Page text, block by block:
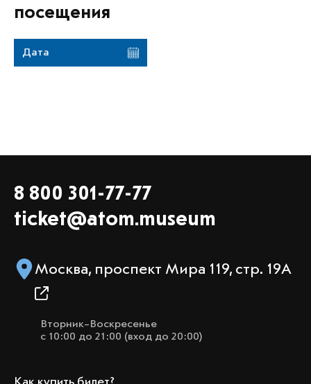
посещения
Дата
8 800 301-77-77
ticket@atom.museum
Москва, проспект Мира 119, стр. 19А
Вторник–Воскресенье
с 10:00 до 21:00 (вход до 20:00)